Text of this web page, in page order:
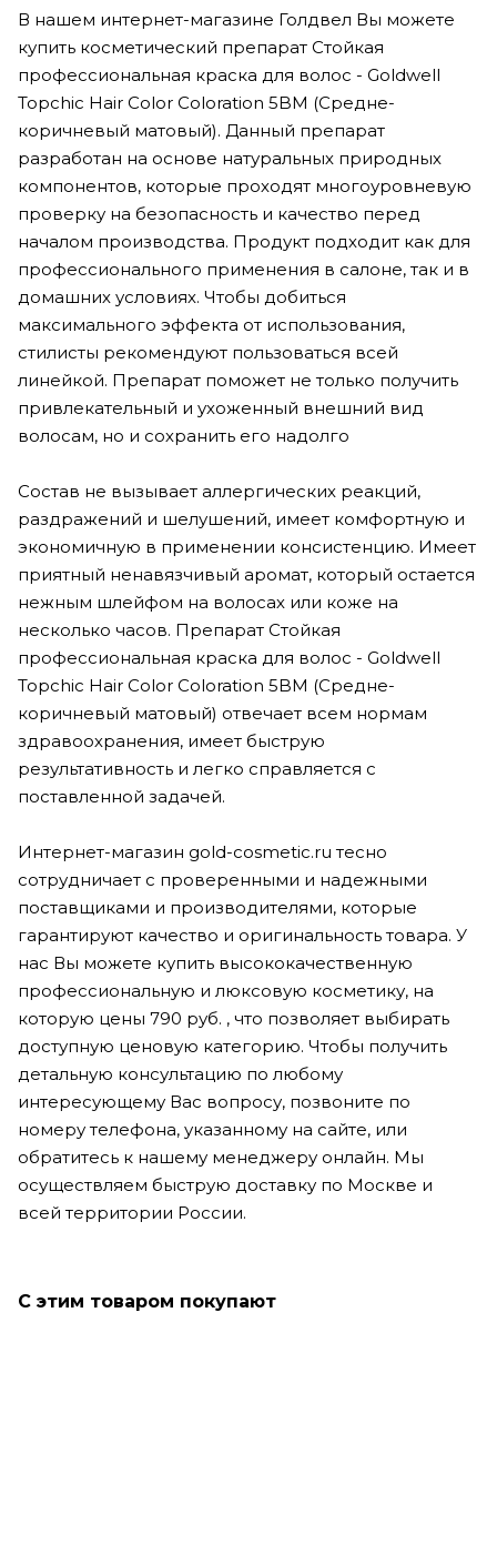
В нашем интернет-магазине Голдвел Вы можете
купить косметический препарат Стойкая
профессиональная краска для волос - Goldwell
Topchic Hair Color Coloration 5BM (Cредне-
коричневый матовый). Данный препарат
разработан на основе натуральных природных
компонентов, которые проходят многоуровневую
проверку на безопасность и качество перед
началом производства. Продукт подходит как для
профессионального применения в салоне, так и в
домашних условиях. Чтобы добиться
максимального эффекта от использования,
стилисты рекомендуют пользоваться всей
линейкой. Препарат поможет не только получить
привлекательный и ухоженный внешний вид
волосам, но и сохранить его надолго
Состав не вызывает аллергических реакций,
раздражений и шелушений, имеет комфортную и
экономичную в применении консистенцию. Имеет
приятный ненавязчивый аромат, который остается
нежным шлейфом на волосах или коже на
несколько часов. Препарат Стойкая
профессиональная краска для волос - Goldwell
Topchic Hair Color Coloration 5BM (Cредне-
коричневый матовый) отвечает всем нормам
здравоохранения, имеет быструю
результативность и легко справляется с
поставленной задачей.
Интернет-магазин gold-cosmetic.ru тесно
сотрудничает с проверенными и надежными
поставщиками и производителями, которые
гарантируют качество и оригинальность товара. У
нас Вы можете купить высококачественную
профессиональную и люксовую косметику, на
которую цены 790 руб. , что позволяет выбирать
доступную ценовую категорию. Чтобы получить
детальную консультацию по любому
интересующему Вас вопросу, позвоните по
номеру телефона, указанному на сайте, или
обратитесь к нашему менеджеру онлайн. Мы
осуществляем быструю доставку по Москве и
всей территории России.
С этим товаром покупают